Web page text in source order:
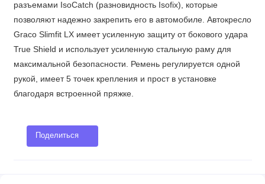
разъемами IsoCatch (разновидность Isofix), которые
позволяют надежно закрепить его в автомобиле. Автокресло
Graco Slimfit LX имеет усиленную защиту от бокового удара
True Shield и использует усиленную стальную раму для
максимальной безопасности. Ремень регулируется одной
рукой, имеет 5 точек крепления и прост в установке
благодаря встроенной пряжке.
Поделиться